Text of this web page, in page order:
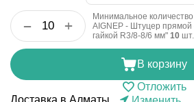
+
−
Минимальное
AIGNEP - Штуцер прямой
гайкой R3/8-8/6 мм" 10 шт.
В корзину
Отложить
Доставка в Алматы